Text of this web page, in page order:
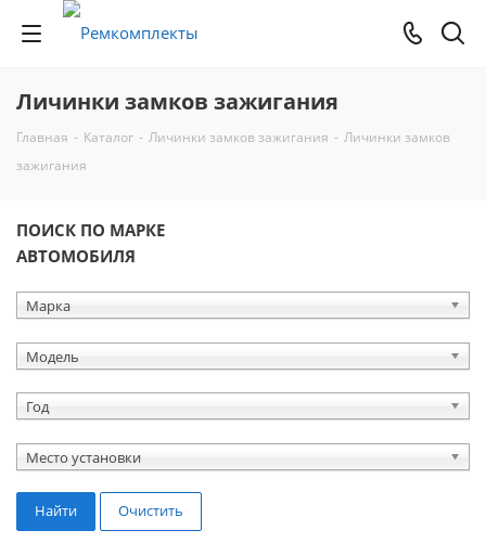
Личинки замков зажигания
Главная - Каталог - Личинки замков зажигания - Личинки замков
зажигания
ПОИСК ПО МАРКЕ
АВТОМОБИЛЯ
Марка
Модель
Год
Место установки
Найти Очистить